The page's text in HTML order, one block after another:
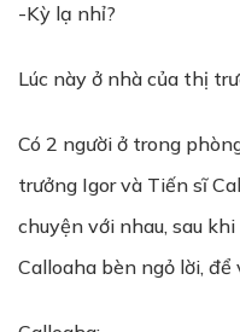
-Kỳ lạ nhỉ?
Lúc này ở nhà của thị
Có 2 người ở trong
trưởng Igor và Tiến sĩ
chuyện với nhau, sau
Calloaha bèn ngỏ lời, để